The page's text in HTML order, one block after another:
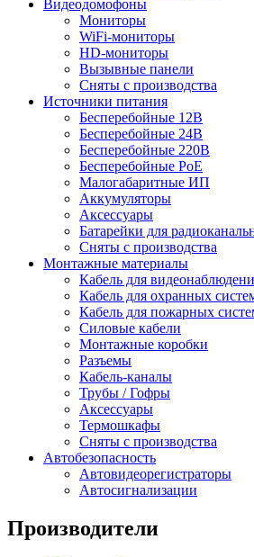
Видеодомофоны
Мониторы
WiFi-мониторы
HD-мониторы
Вызывные панели
Сняты с производства
Источники питания
Бесперебойные 12В
Бесперебойные 24В
Бесперебойные 220В
Бесперебойные PoE
Малогабаритные ИП
Аккумуляторы
Аксессуары
Батарейки для
Сняты с производства
Монтажные материалы
Кабель для
Кабель для охранных
Кабель для пожарных
Силовые кабели
Монтажные коробки
Разъемы
Кабель-каналы
Трубы / Гофры
Аксессуары
Термошкафы
Сняты с производства
Автобезопасность
Автовидеорегистраторы
Автосигнализации
Производители